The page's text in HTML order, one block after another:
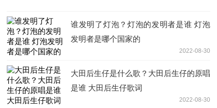
谁发明了灯泡？灯泡的发明者是谁 灯泡
发明者是哪个国家的
2022-08-30
大田后生仔是什么歌？大田后生仔的原唱
是谁 大田后生仔歌词
2022-08-30